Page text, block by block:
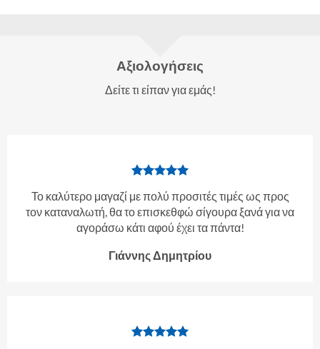
Αξιολογήσεις
Δείτε τι είπαν για εμάς!
Το καλύτερο μαγαζί με πολύ προσιτές τιμές ως προς
τον καταναλωτή, θα το επισκεθφώ σίγουρα ξανά για να
αγοράσω κάτι αφού έχει τα πάντα!
Γιάννης Δημητρίου